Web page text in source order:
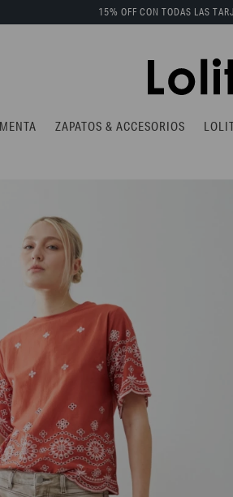
ZAPATOS & ACCESORIOS
15% OFF CON TODAS LAS